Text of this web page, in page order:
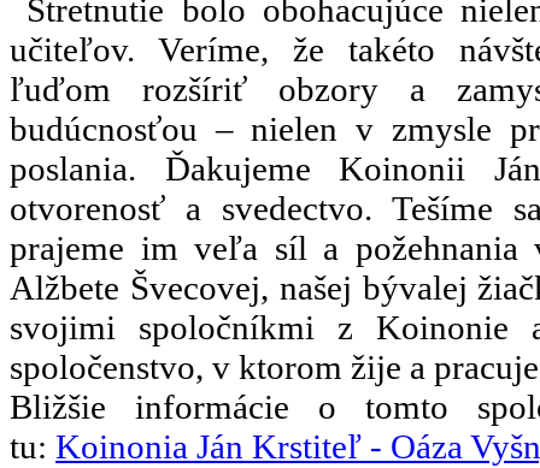
Stretnutie bolo obohacujúce
učiteľov. Veríme, že takéto
ľuďom rozšíriť obzory a
budúcnosťou – nielen v zmysle
poslania. Ďakujeme Koinonii
otvorenosť a svedectvo. Tešíme
prajeme im veľa síl a požehnania
Alžbete Švecovej, našej bývalej
svojimi spoločníkmi z Koinonie
spoločenstvo, v ktorom žije a
Bližšie informácie o tomto
tu: Koinonia Ján Krstiteľ - Oáza